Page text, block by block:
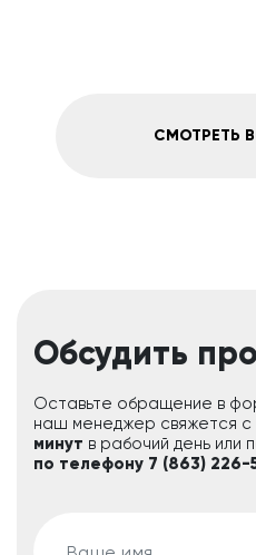
СМОТРЕТЬ
Обсудить
Оставьте обращение в
наш менеджер свяжется с
минут в рабочий день или
по телефону 7 (863) 226-